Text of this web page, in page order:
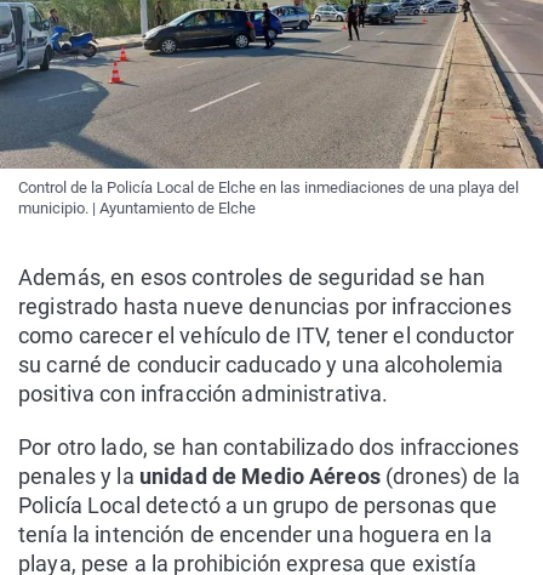
Control de la Policía Local de Elche en las inmediaciones de una playa del
municipio. | Ayuntamiento de Elche
Además, en esos controles de seguridad se han
registrado hasta nueve denuncias por infracciones
como carecer el vehículo de ITV, tener el conductor
su carné de conducir caducado y una alcoholemia
positiva con infracción administrativa.
Por otro lado, se han contabilizado dos infracciones
penales y la unidad de Medio Aéreos (drones) de la
Policía Local detectó a un grupo de personas que
tenía la intención de encender una hoguera en la
playa, pese a la prohibición expresa que existía